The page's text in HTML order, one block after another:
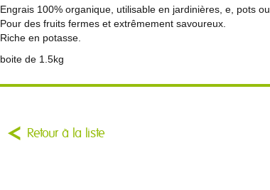
Engrais 100% organique, utilisable en jardinières, e, pots
Pour des fruits fermes et extrêmement savoureux.
Riche en potasse.
boite de 1.5kg
Retour à la liste